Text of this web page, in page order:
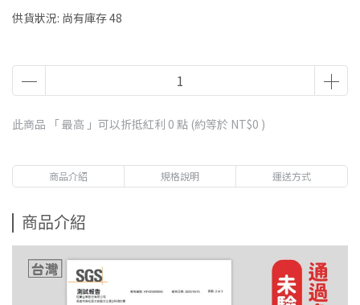
供貨狀況: 尚有庫存 48
此商品 「 最高 」可以折抵紅利 0 點 (約等於 NT$0 )
商品介紹 規格說明 運送方式
商品介紹